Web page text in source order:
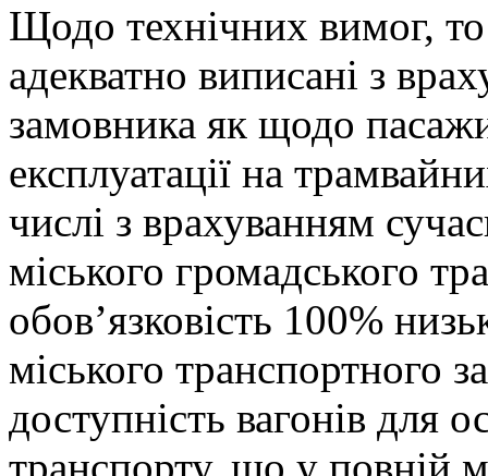
Щодо технічних вимог,
адекватно виписані з
замовника як щодо
експлуатації на
числі з врахуванням
міського громадського
обов’язковість 100%
міського транспортного
доступність вагонів для
транспорту, що у повній